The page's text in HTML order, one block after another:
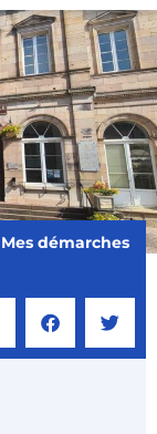
Mes démarches